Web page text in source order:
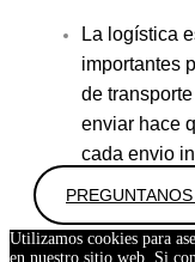
La logística
importantes
de
enviar hace
cada envio
Utilizamos cookies para
en nuestro sitio web. Si